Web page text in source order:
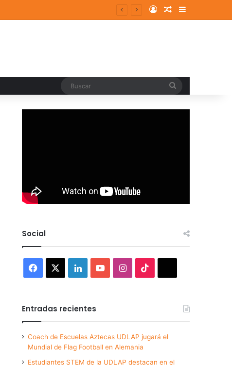
Log InRandom Article
Sidebar
Social
Facebook LinkedInYouTubeInstagram
Entradas recientes
Coach de Escuelas Aztecas UDLAP jugará el
Mundial de Flag Football en Alemania
Estudiantes STEM de la UDLAP destacan en el